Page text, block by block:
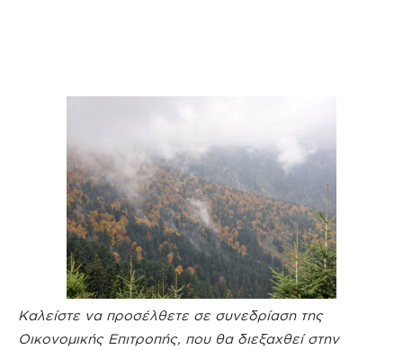
Καλείστε να προσέλθετε σε συνεδρίαση της
Οικονομικής Επιτροπής, που θα διεξαχθεί στην